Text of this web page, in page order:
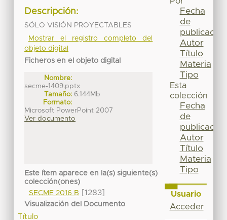
Descripción:
SÓLO VISIÓN PROYECTABLES
Mostrar el registro completo del
objeto digital
Ficheros en el objeto digital
Nombre:
secme-1409.pptx
Tamaño: 6.144Mb
Formato:
Microsoft PowerPoint 2007
Ver documento
Este ítem aparece en la(s) siguiente(s)
colección(ones)
SECME 2016 B
[1283]
Visualización del Documento
Título
Fecha
de
publicación
Autor
Título
Materia
Tipo
Esta
colección
Fecha
de
publicación
Autor
Título
Materia
Tipo
Usuario
Acceder